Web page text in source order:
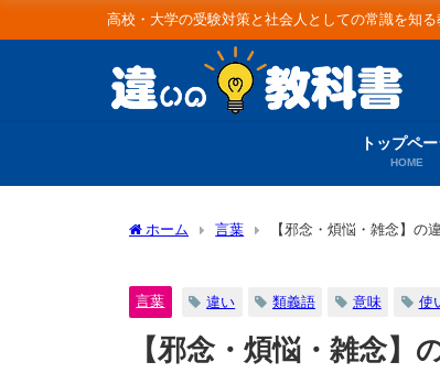
高校・大学の受験対策と社会人としての常識を知る
トップペ
HOME
ホーム 言葉 【邪念・煩悩・雑念】の
言葉 違い 類義語 意味 使
【邪念・煩悩・雑念